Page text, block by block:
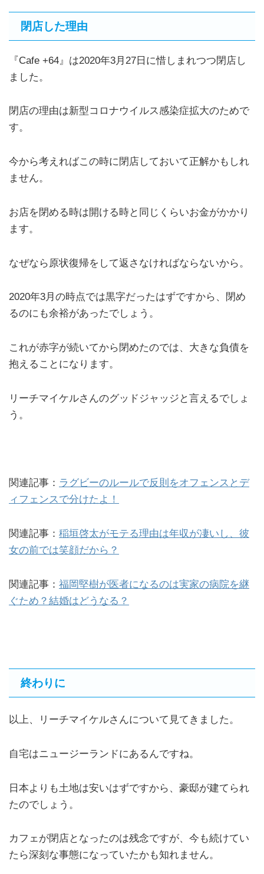
閉店した理由
『Cafe +64』は2020年3月27日に惜しまれつつ閉店し
ました。
閉店の理由は新型コロナウイルス感染症拡大のためで
す。
今から考えればこの時に閉店しておいて正解かもしれ
ません。
お店を閉める時は開ける時と同じくらいお金がかかり
ます。
なぜなら原状復帰をして返さなければならないから。
2020年3月の時点では黒字だったはずですから、閉め
るのにも余裕があったでしょう。
これが赤字が続いてから閉めたのでは、大きな負債を
抱えることになります。
リーチマイケルさんのグッドジャッジと言えるでしょ
う。
関連記事： ラグビーのルールで反則をオフェンスとデ
ィフェンスで分けたよ！
関連記事： 稲垣啓太がモテる理由は年収が凄いし、彼
女の前では笑顔だから？
関連記事： 福岡堅樹が医者になるのは実家の病院を継
ぐため？結婚はどうなる？
終わりに
以上、リーチマイケルさんについて見てきました。
自宅はニュージーランドにあるんですね。
日本よりも土地は安いはずですから、豪邸が建てられ
たのでしょう。
カフェが閉店となったのは残念ですが、今も続けてい
たら深刻な事態になっていたかも知れません。